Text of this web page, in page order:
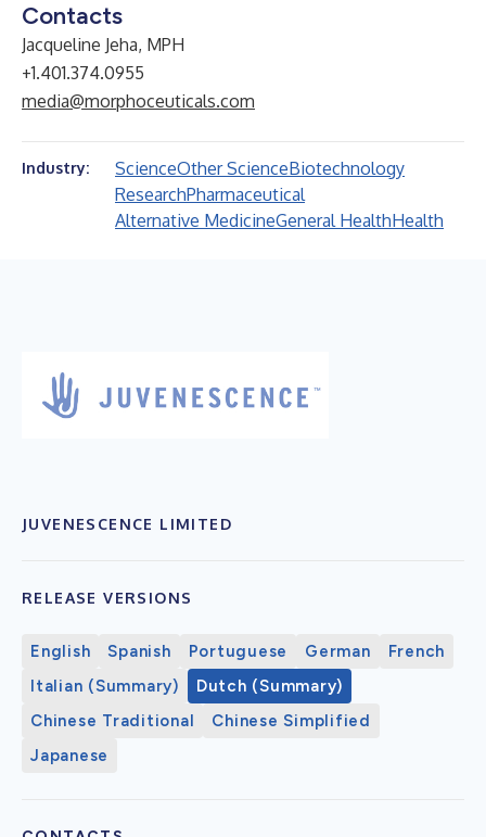
Contacts
Jacqueline Jeha, MPH
+1.401.374.0955
media@morphoceuticals.com
Industry: ScienceOther ScienceBiotechnology
ResearchPharmaceutical
Alternative MedicineGeneral HealthHealth
JUVENESCENCE LIMITED
RELEASE VERSIONS
English Spanish Portuguese German
French
Italian (Summary)
Dutch (Summary)
Chinese Traditional
Chinese Simplified
Japanese